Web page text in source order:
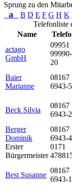
Sprung zu den
a B D E F G H K
Telefonliste
Name
actago
GmbH
09951
99990-
20
Baier
Marianne
08167
6943-
Beck Silvia
08167
6943-
Berger
Dominik
Erster
Bürgermeister
08167
6943-
0171
Best Susanne
08167
6943-